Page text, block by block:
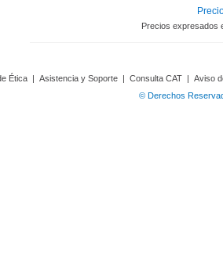
Precios expresados
Ética | Asistencia y Soporte | Consulta CAT | Aviso
© Derechos